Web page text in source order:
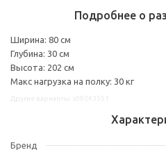
Подробнее о
Ширина: 80 см
Глубина: 30 см
Высота: 202 см
Макс нагрузка на полку: 30 кг
Бренд